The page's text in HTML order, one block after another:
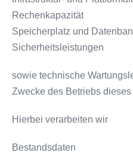
Rechenkapazität
Speicherplatz und
Sicherheitsleistungen
sowie technische
Zwecke des Betriebs
Hierbei verarbeiten wir
Bestandsdaten